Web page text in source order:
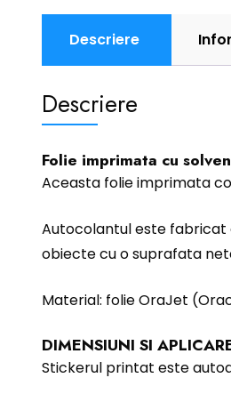
Descriere
Descriere
Folie imprimata cu
Aceasta folie imprimata
Autocolantul este fabricat
obiecte cu o suprafata
Material: folie OraJet
DIMENSIUNI SI
Stickerul printat este